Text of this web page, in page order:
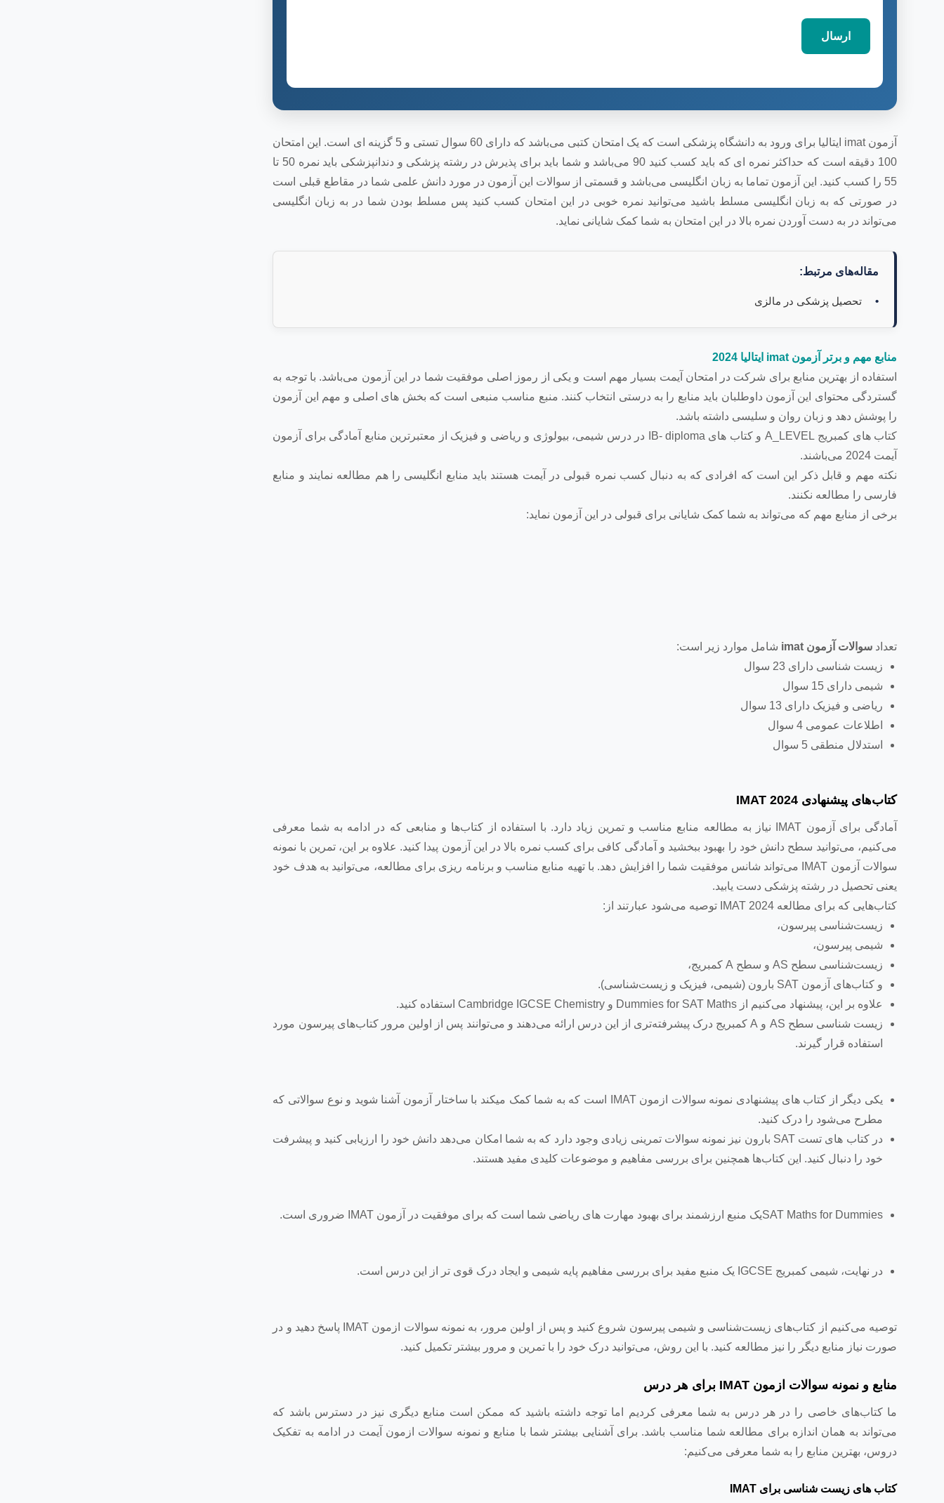
آزمون imat ایتالیا برای ورود به دانشگاه پزشکی است که یک امتحان کتبی می‌باشد که دارای 60 سوال تستی و 5 گزینه ای است. این امتحان
100 دقیقه است که حداکثر نمره ای که باید کسب کنید 90 می‌باشد و شما باید برای پذیرش در رشته پزشکی و دندانپزشکی باید نمره 50 تا
55 را کسب کنید. این آزمون تماما به زبان انگلیسی می‌باشد و قسمتی از سوالات این آزمون در مورد دانش علمی شما در مقاطع قبلی است
در صورتی که به زبان انگلیسی مسلط باشید می‌توانید نمره خوبی در این امتحان کسب کنید پس مسلط بودن شما در به زبان انگلیسی
می‌تواند در به دست آوردن نمره بالا در این امتحان به شما کمک شایانی نماید.
مقاله‌های مرتبط:
تحصیل پزشکی در مالزی
منابع مهم و برتر آزمون imat ایتالیا 2024
استفاده از بهترین منابع برای شرکت در امتحان آیمت بسیار مهم است و یکی از رموز اصلی موفقیت شما در این آزمون می‌باشد. با توجه به
گستردگی محتوای این آزمون داوطلبان باید منابع را به درستی انتخاب کنند. منبع مناسب منبعی است که بخش های اصلی و مهم این آزمون
را پوشش دهد و زبان روان و سلیسی داشته باشد.
کتاب های کمبریج A_LEVEL و کتاب های IB- diploma در درس شیمی، بیولوژی و ریاضی و فیزیک از معتبرترین منابع آمادگی برای آزمون
آیمت 2024 می‌باشند.
نکته مهم و قابل ذکر این است که افرادی که به دنبال کسب نمره قبولی در آیمت هستند باید منابع انگلیسی را هم مطالعه نمایند و منابع
فارسی را مطالعه نکنند.
برخی از منابع مهم که می‌تواند به شما کمک شایانی برای قبولی در این آزمون نماید:
تعداد سوالات آزمون imat شامل موارد زیر است:
زیست شناسی دارای 23 سوال
شیمی دارای 15 سوال
ریاضی و فیزیک دارای 13 سوال
اطلاعات عمومی 4 سوال
استدلال منطقی 5 سوال
کتاب‌های پیشنهادی IMAT 2024
آمادگی برای آزمون IMAT نیاز به مطالعه منابع مناسب و تمرین زیاد دارد. با استفاده از کتاب‌ها و منابعی که در ادامه به شما معرفی
می‌کنیم، می‌توانید سطح دانش خود را بهبود ببخشید و آمادگی کافی برای کسب نمره بالا در این آزمون پیدا کنید. علاوه بر این، تمرین با نمونه
سوالات آزمون IMAT می‌تواند شانس موفقیت شما را افزایش دهد. با تهیه منابع مناسب و برنامه ریزی برای مطالعه، می‌توانید به هدف خود
یعنی تحصیل در رشته پزشکی دست یابید.
کتاب‌هایی که برای مطالعه IMAT 2024 توصیه می‌شود عبارتند از:
زیست‌شناسی پیرسون،
شیمی پیرسون،
زیست‌شناسی سطح AS و سطح A کمبریج،
و کتاب‌های آزمون SAT بارون (شیمی، فیزیک و زیست‌شناسی).
علاوه بر این، پیشنهاد می‌کنیم از Dummies for SAT Maths و Cambridge IGCSE Chemistry استفاده کنید.
زیست شناسی سطح AS و A کمبریج درک پیشرفته‌تری از این درس ارائه می‌دهند و می‌توانند پس از اولین مرور کتاب‌های پیرسون مورد
استفاده قرار گیرند.
یکی دیگر از کتاب های پیشنهادی نمونه سوالات ازمون IMAT است که به شما کمک میکند با ساختار آزمون آشنا شوید و نوع سوالاتی که
مطرح می‌شود را درک کنید.
در کتاب های تست SAT بارون نیز نمونه سوالات تمرینی زیادی وجود دارد که به شما امکان می‌دهد دانش خود را ارزیابی کنید و پیشرفت
خود را دنبال کنید. این کتاب‌ها همچنین برای بررسی مفاهیم و موضوعات کلیدی مفید هستند.
SAT Maths for Dummiesیک منبع ارزشمند برای بهبود مهارت های ریاضی شما است که برای موفقیت در آزمون IMAT ضروری است.
در نهایت، شیمی کمبریج IGCSE یک منبع مفید برای بررسی مفاهیم پایه شیمی و ایجاد درک قوی تر از این درس است.
توصیه می‌کنیم از کتاب‌های زیست‌شناسی و شیمی پیرسون شروع کنید و پس از اولین مرور، به نمونه سوالات ازمون IMAT پاسخ دهید و در
صورت نیاز منابع دیگر را نیز مطالعه کنید. با این روش، می‌توانید درک خود را با تمرین و مرور بیشتر تکمیل کنید.
منابع و نمونه سوالات ازمون IMAT برای هر درس
ما کتاب‌های خاصی را در هر درس به شما معرفی کردیم اما توجه داشته باشید که ممکن است منابع دیگری نیز در دسترس باشد که
می‌تواند به همان اندازه برای مطالعه شما مناسب باشد. برای آشنایی بیشتر شما با منابع و نمونه سوالات ازمون آیمت در ادامه به تفکیک
دروس، بهترین منابع را به شما معرفی می‌کنیم:
کتاب های زیست شناسی برای IMAT